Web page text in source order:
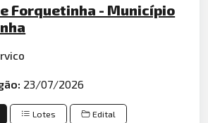
Forquetinha - Município
23/07/2026
Lotes Edital